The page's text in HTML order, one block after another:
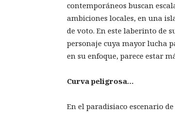
contemporáneos buscan
ambiciones locales, en una
de voto. En este laberinto de
personaje cuya mayor lucha
en su enfoque, parece estar
Curva peligrosa…
En el paradisiaco escenario